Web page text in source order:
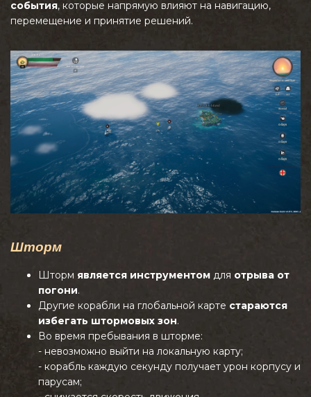
события, которые напрямую влияют на навигацию,
перемещение и принятие решений.
Шторм
Шторм является инструментом для отрыва от
погони.
Другие корабли на глобальной карте стараются
избегать штормовых зон.
Во время пребывания в шторме:
- невозможно выйти на локальную карту;
- корабль каждую секунду получает урон корпусу и
парусам;